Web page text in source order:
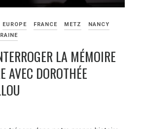
EUROPE FRANCE METZ
NANCY
LA MÉMOIRE
AVEC DOROTHÉE